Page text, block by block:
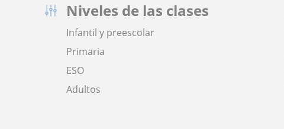
Niveles de las clases
Infantil y preescolar
Primaria
ESO
Adultos